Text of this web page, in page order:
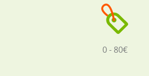
0 - 80€